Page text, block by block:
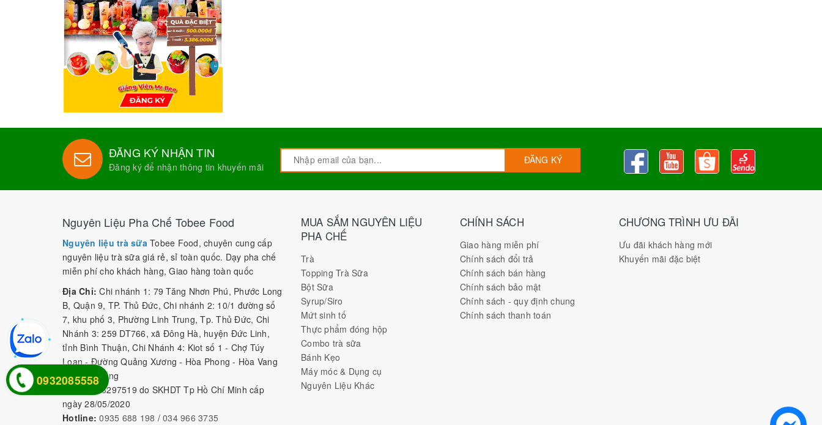
ĐĂNG KÝ NHẬN TIN
Đăng ký để nhận thông tin khuyến mãi
ĐĂNG KÝ
Nguyên Liệu Pha Chế Tobee Food
Nguyên liệu trà sữa Tobee Food, chuyên cung cấp
nguyên liệu trà sữa giá rẻ, sỉ toàn quốc. Dạy pha chế
miễn phí cho khách hàng, Giao hàng toàn quốc
Địa Chỉ: Chi nhánh 1: 79 Tăng Nhơn Phú, Phước Long
B, Quận 9, TP. Thủ Đức, Chi nhánh 2: 10/1 đường số
7, khu phố 3, Phường Linh Trung, Tp. Thủ Đức, Chi
Nhánh 3: 259 DT766, xã Đông Hà, huyện Đức Linh,
tỉnh Bình Thuận, Chi Nhánh 4: Kiot số 1 - Chợ Túy
Loan - Đường Quảng Xương - Hòa Phong - Hòa Vang
- TP. Đà Nẵng
0316297519 do SKHDT Tp Hồ Chí Minh cấp
ngày 28/05/2020
Hotline: 0935 688 198 / 034 966 3735
MUA SẮM NGUYÊN LIỆU
PHA CHẾ
Trà
Topping Trà Sữa
Bột Sữa
Syrup/Siro
Mứt sinh tố
Thực phẩm đóng hộp
Combo trà sữa
Bánh Kẹo
Máy móc & Dụng cụ
Nguyên Liệu Khác
CHÍNH SÁCH
Giao hàng miễn phí
Chính sách đổi trả
Chính sách bán hàng
Chính sách bảo mật
Chính sách - quy định chung
Chính sách thanh toán
CHƯƠNG TRÌNH ƯU ĐÃI
Ưu đãi khách hàng mới
Khuyến mãi đặc biệt
0932085558